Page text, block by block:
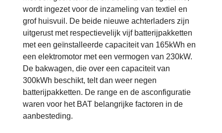
wordt ingezet voor de inzameling van textiel en
grof huisvuil. De beide nieuwe achterladers zijn
uitgerust met respectievelijk vijf batterijpakketten
met een geïnstalleerde capaciteit van 165kWh en
een elektromotor met een vermogen van 230kW.
De bakwagen, die over een capaciteit van
300kWh beschikt, telt dan weer negen
batterijpakketten. De range en de asconfiguratie
waren voor het BAT belangrijke factoren in de
aanbesteding.